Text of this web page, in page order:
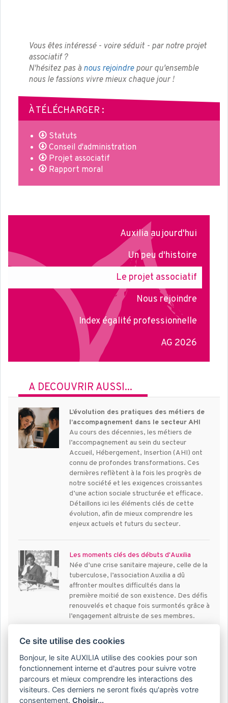
Vous êtes intéressé - voire séduit - par notre projet
associatif ?
N'hésitez pas à nous rejoindrepour qu'ensemble
nous le fassions vivre mieux chaque jour !
À TÉLÉCHARGER :
Statuts
Conseil d'administration
Projet associatif
Rapport moral
Auxilia aujourd'hui
Un peu d'histoire
Le projet associatif
Nous rejoindre
Index égalité professionnelle
AG 2026
À DÉCOUVRIR AUSSI...
L’évolution des pratiques des métiers de
l’accompagnement dans le secteur AHI
Au cours des décennies, les métiers de
l’accompagnement au sein du secteur
Accueil, Hébergement, Insertion (AHI) ont
connu de profondes transformations. Ces
dernières reflètent à la fois les progrès de
notre société et les exigences croissantes
d’une action sociale structurée et efficace.
Détaillons ici les éléments clés de cette
évolution, afin de mieux comprendre les
enjeux actuels et futurs du secteur.
Les moments clés des débuts d'Auxilia
Née d’une crise sanitaire majeure, celle de la
tuberculose, l’association Auxilia a dû
affronter moultes difficultés dans la
première moitié de son existence. Des défis
renouvelés et chaque fois surmontés grâce à
l’engagement altruiste de ses membres.
100 ans d’engagement en roman graphique
À l’occasion de son centenaire, Auxilia
franchit une étape symbolique en proposant
une création éditoriale originale : un roman
graphique inspiré de son histoire. Ce projet
ambitieux retrace un siècle d’engagement
Ce site utilise des cookies
Bonjour, le site AUXILIA utilise des cookies pour son
fonctionnement interne et d'autres pour suivre votre
parcours et mieux comprendre les interactions des
visiteurs. Ces derniers ne seront fixés qu'après votre
consentement.Choisir...